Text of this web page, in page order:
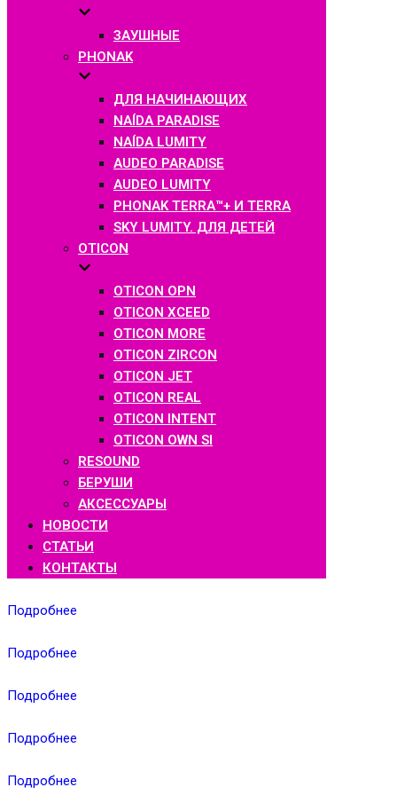
ЗАУШНЫЕ
PHONAK
ДЛЯ НАЧИНАЮЩИХ
NAÍDA PARADISE
NAÍDA LUMITY
AUDEO PARADISE
AUDEO LUMITY
PHONAK TERRA™+ И TERRA
SKY LUMITY. ДЛЯ ДЕТЕЙ
OTICON
OTICON OPN
OTICON XCEED
OTICON MORE
OTICON ZIRCON
OTICON JET
OTICON REAL
OTICON INTENT
OTICON OWN SI
RESOUND
БЕРУШИ
АКСЕССУАРЫ
НОВОСТИ
СТАТЬИ
КОНТАКТЫ
Подробнее
Подробнее
Подробнее
Подробнее
Подробнее